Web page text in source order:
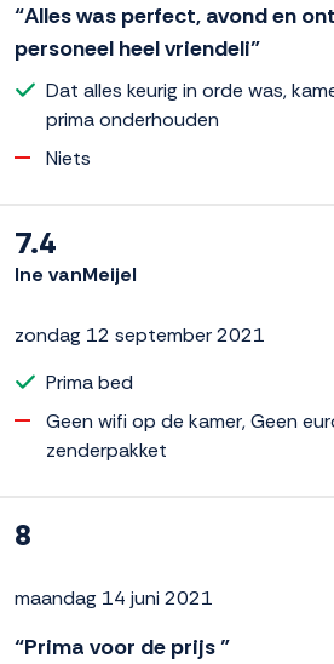
“Alles was perfect, avond en
personeel heel vriendeli”
Dat alles keurig in orde was,
prima onderhouden
Niets
7.4
Ine vanMeijel
zondag 12 september 2021
Prima bed
Geen wifi op de kamer, Geen
zenderpakket
8
maandag 14 juni 2021
“Prima voor de prijs ”